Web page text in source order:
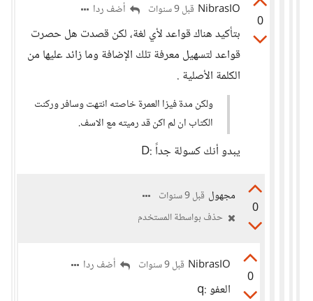
0
NibrasIO قبل 9 سنوات أضف ردا
بتأكيد هناك قواعد لأي لغة، لكن قصدت هل حصرت
قواعد لتسهيل معرفة تلك الإضافة وما زائد عليها من
الكلمة الأصلية .
ولكن مدة فيزا العمرة خاصته انتهت وسافر وركنت
الكتاب ان لم اكن قد رميته مع الاسف.
يبدو أنك كسولة جداً :D
0
مجهول قبل 9 سنوات
حذف بواسطة المستخدم
0
NibrasIO قبل 9 سنوات أضف ردا
العفو :q